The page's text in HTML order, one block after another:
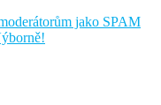
jako SPAM